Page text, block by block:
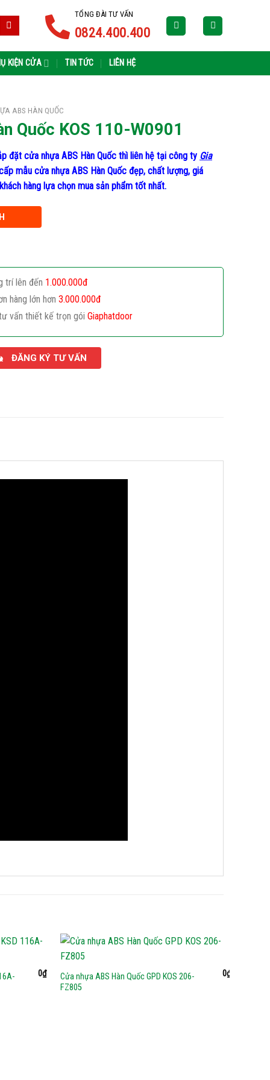
TỔNG ĐÀI TƯ VẤN
0824.400.400
KIỆN CỬA TIN TỨC LIÊN HỆ
ABS HÀN QUỐC
Quốc KOS 110-W0901
đặt cửa nhựa ABS Hàn Quốc thì liên hệ tại công ty Gia
mẫu cửa nhựa ABS Hàn Quốc đẹp, chất lượng, giá
hàng lựa chọn mua sản phẩm tốt nhất.
trí lên đến 1.000.000đ
hàng lớn hơn 3.000.000đ
vấn thiết kế trọn gói Giaphatdoor
ĐĂNG KÝ TƯ VẤN
0₫
Cửa nhựa ABS Hàn Quốc GPD KOS 206-
FZ805
0₫